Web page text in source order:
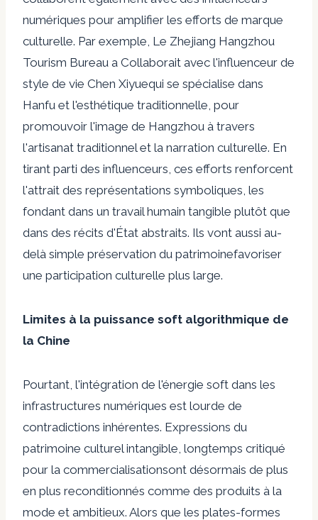
numériques pour amplifier les efforts de marque
culturelle. Par exemple, Le Zhejiang Hangzhou
Tourism Bureau a Collaborait avec l'influenceur de
style de vie Chen Xiyuequi se spécialise dans
Hanfu et l'esthétique traditionnelle, pour
promouvoir l'image de Hangzhou à travers
l'artisanat traditionnel et la narration culturelle. En
tirant parti des influenceurs, ces efforts renforcent
l'attrait des représentations symboliques, les
fondant dans un travail humain tangible plutôt que
dans des récits d'État abstraits. Ils vont aussi au-
delà simple préservation du patrimoinefavoriser
une participation culturelle plus large.
Limites à la puissance soft algorithmique de
la Chine
Pourtant, l'intégration de l'énergie soft dans les
infrastructures numériques est lourde de
contradictions inhérentes. Expressions du
patrimoine culturel intangible, longtemps critiqué
pour la commercialisationsont désormais de plus
en plus reconditionnés comme des produits à la
mode et ambitieux. Alors que les plates-formes